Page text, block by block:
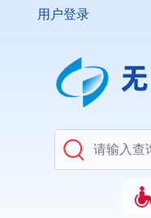
用户登录